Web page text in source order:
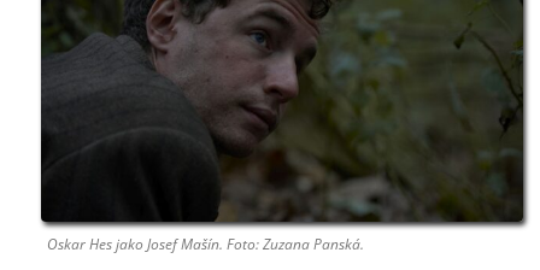
Oskar Hes jako Josef Mašín. Foto: Zuzana Panská.